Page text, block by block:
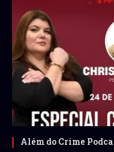
Além do Crime